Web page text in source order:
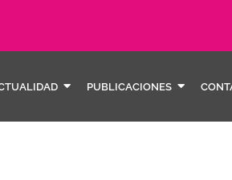
PUBLICACIONES